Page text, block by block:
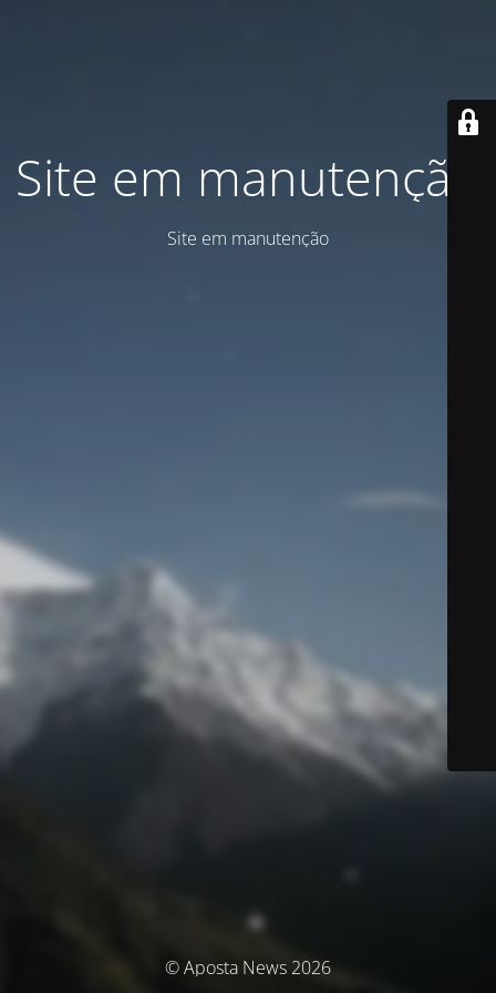
Site em manutenção
Site em manutenção
© Aposta News 2026